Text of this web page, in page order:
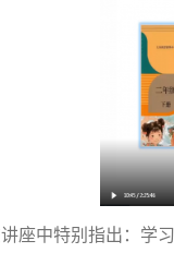
座中特别指出：学